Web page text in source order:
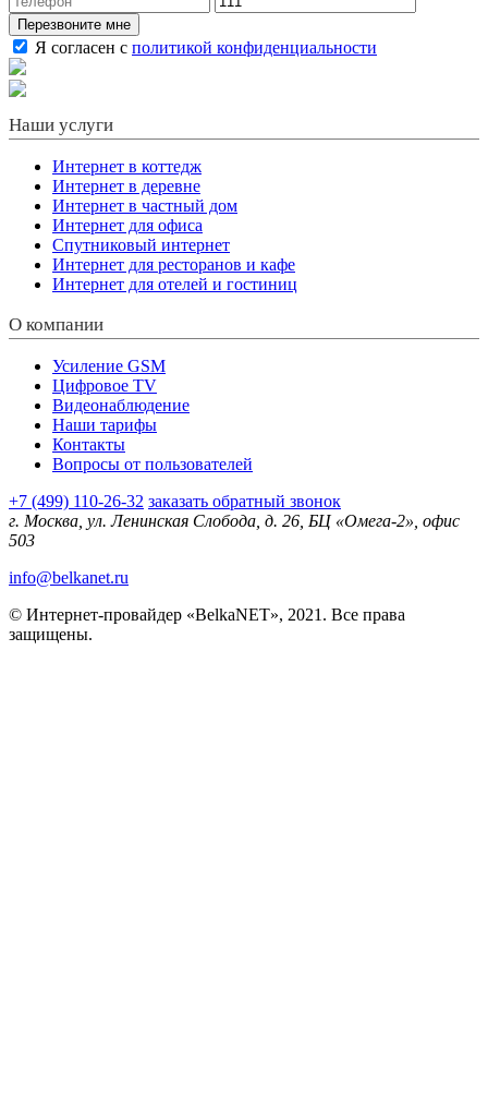
Перезвоните мне
Я согласен с политикой конфиденциальности
Наши услуги
Интернет в коттедж
Интернет в деревне
Интернет в частный дом
Интернет для офиса
Спутниковый интернет
Интернет для ресторанов и кафе
Интернет для отелей и гостиниц
О компании
Усиление GSM
Цифровое TV
Видеонаблюдение
Наши тарифы
Контакты
Вопросы от пользователей
+7 (499) 110-26-32 заказать обратный звонок
г. Москва, ул. Ленинская Слобода, д. 26, БЦ «Омега-2», офис
503
info@belkanet.ru
© Интернет-провайдер «BelkaNET», 2021. Все права
защищены.